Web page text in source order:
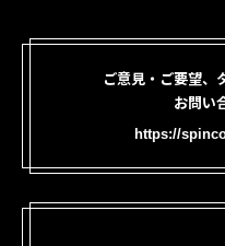
ご意見・ご要望、
お問い
https://